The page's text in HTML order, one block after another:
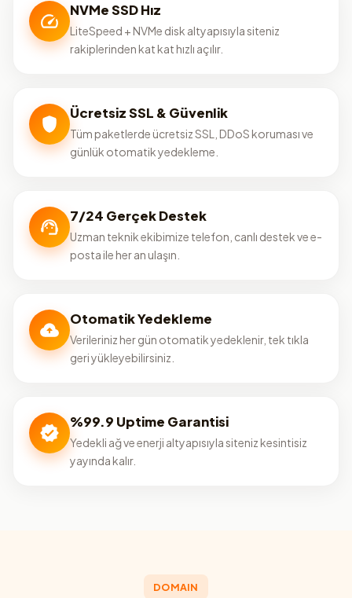
NVMe SSD Hız
LiteSpeed + NVMe disk altyapısıyla siteniz
rakiplerinden kat kat hızlı açılır.
Ücretsiz SSL & Güvenlik
Tüm paketlerde ücretsiz SSL, DDoS koruması ve
günlük otomatik yedekleme.
7/24 Gerçek Destek
Uzman teknik ekibimize telefon, canlı destek ve e-
posta ile her an ulaşın.
Otomatik Yedekleme
Verileriniz her gün otomatik yedeklenir, tek tıkla
geri yükleyebilirsiniz.
%99.9 Uptime Garantisi
Yedekli ağ ve enerji altyapısıyla siteniz kesintisiz
yayında kalır.
DOMAIN